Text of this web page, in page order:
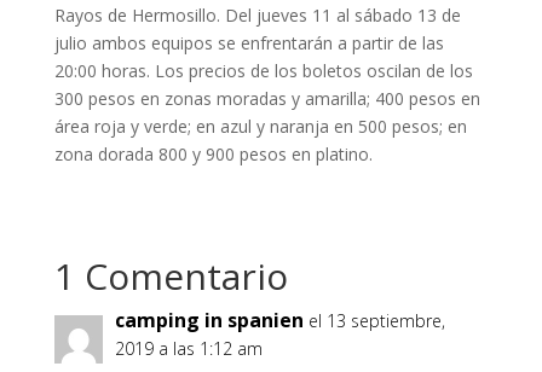
Rayos de Hermosillo. Del jueves 11 al sábado 13 de
julio ambos equipos se enfrentarán a partir de las
20:00 horas. Los precios de los boletos oscilan de los
300 pesos en zonas moradas y amarilla; 400 pesos en
área roja y verde; en azul y naranja en 500 pesos; en
zona dorada 800 y 900 pesos en platino.
1 Comentario
camping in spanien el 13 septiembre,
2019 a las 1:12 am